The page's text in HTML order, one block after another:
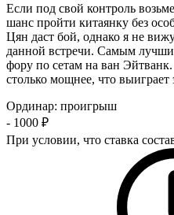
Если под свой контроль
шанс пройти китаянку без
Цян даст бой, однако я не
данной встречи. Самым
фору по сетам на ван
столько мощнее, что выиграет
Ординар: проигрыш
- 1000 ₽
При условии, что ставка